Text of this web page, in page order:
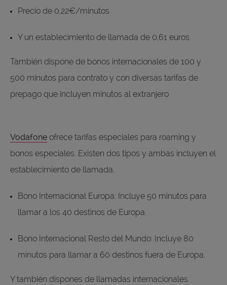
Precio de 0,22€/minutos
Y un establecimiento de llamada de 0,61 euros
También dispone de bonos internacionales de 100 y
500 minutos para contrato y con diversas tarifas de
prepago que incluyen minutos al extranjero
Vodafone ofrece tarifas especiales para roaming y
bonos especiales. Existen dos tipos y ambas incluyen el
establecimiento de llamada.
Bono Internacional Europa: Incluye 50 minutos para
llamar a los 40 destinos de Europa.
Bono Internacional Resto del Mundo: Incluye 80
minutos para llamar a 60 destinos fuera de Europa.
Y también dispones de llamadas internacionales